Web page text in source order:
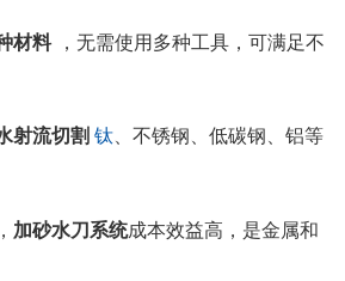
材料 ，无需使用多种工具，可满足不
射流切割 钛、不锈钢、低碳钢、铝等
加砂水刀系统成本效益高，是金属和